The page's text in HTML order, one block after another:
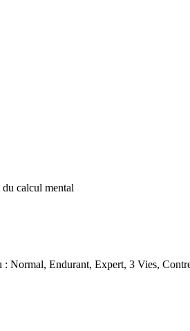
calcul mental
: Normal, Endurant, Expert, 3 Vies,